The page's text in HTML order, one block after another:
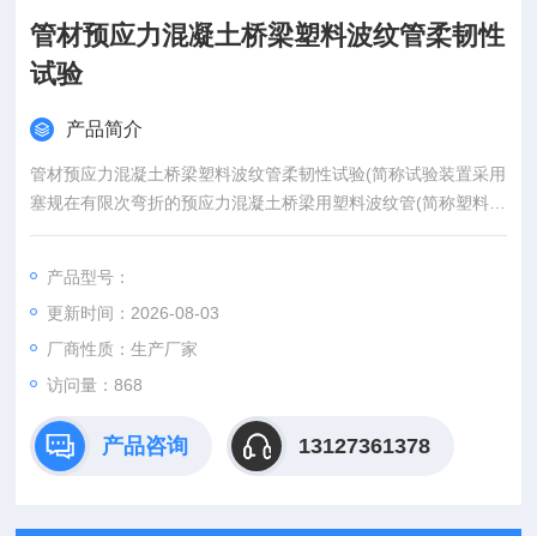
管材预应力混凝土桥梁塑料波纹管柔韧性
试验
产品简介
管材预应力混凝土桥梁塑料波纹管柔韧性试验(简称试验装置采用
塞规在有限次弯折的预应力混凝土桥梁用塑料波纹管(简称塑料波
纹管)的通过情况表征其柔韧性，适用于预应力混凝土桥梁用塑料
置按照弧形板弯曲半径的不同，分为R1500和R1800两种规格。
产品型号：
更新时间：2026-08-03
厂商性质：生产厂家
访问量：868
产品咨询 13127361378